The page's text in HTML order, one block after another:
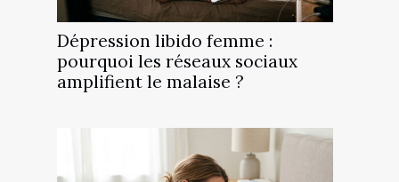
Dépression libido femme :
pourquoi les réseaux sociaux
amplifient le malaise ?